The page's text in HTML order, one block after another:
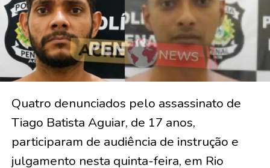
Quatro denunciados pelo assassinato de
Tiago Batista Aguiar, de 17 anos,
participaram de audiência de instrução e
julgamento nesta quinta-feira, em Rio